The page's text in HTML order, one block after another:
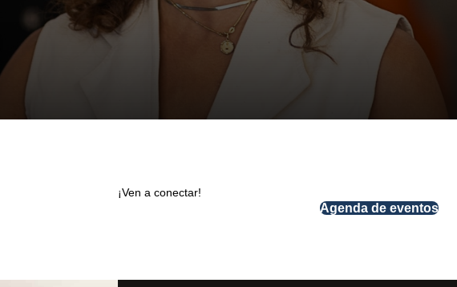
¡Ven a conectar!
Agenda de eventos